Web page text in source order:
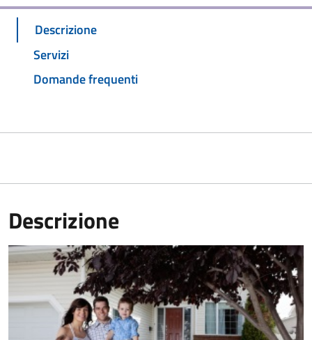
Descrizione
Servizi
Domande frequenti
Descrizione